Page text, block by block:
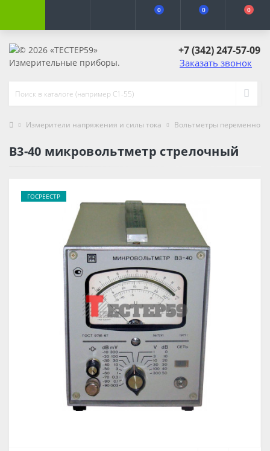
0 0 0
+7 (342) 247-57-09
Заказать звонок
Измерители напряжения и силы тока Вольтметры переменного
В3-40 микровольтметр стрелочный
ГОСРЕЕСТР